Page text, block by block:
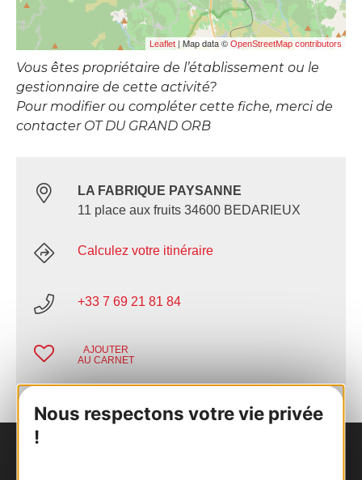
Nous respectons votre vie privée
!
Leaflet | Map data © OpenStreetMap contributors
Vous êtes propriétaire de l’établissement ou le
gestionnaire de cette activité?
Pour modifier ou compléter cette fiche, merci de
contacter OT DU GRAND ORB
LA FABRIQUE PAYSANNE
11 place aux fruits 34600 BEDARIEUX
Calculez votre itinéraire
+33 7 69 21 81 84
AJOUTER
AU CARNET